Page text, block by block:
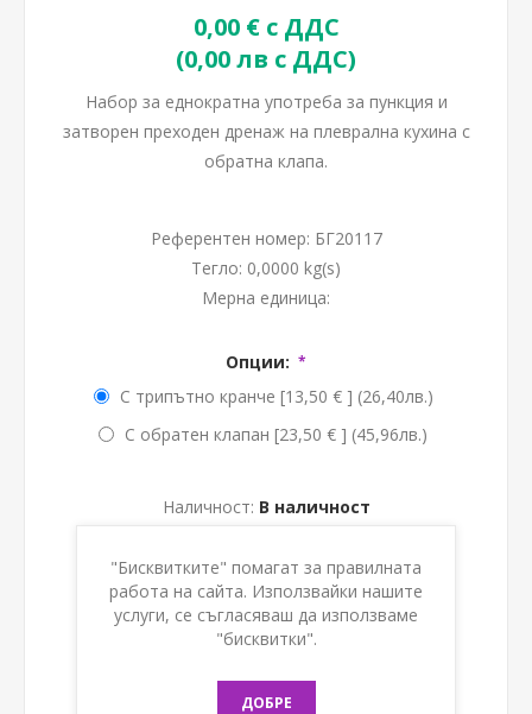
0,00 € с ДДС
(0,00 лв с ДДС)
Набор за еднократна употреба за пункция и
затворен преходен дренаж на плеврална кухина с
обратна клапа.
Референтен номер: БГ20117
Тегло: 0,0000 kg(s)
Мерна единица:
Опции: *
С трипътно кранче [13,50 € ] (26,40лв.)
С обратен клапан [23,50 € ] (45,96лв.)
Наличност: В наличност
КУПИ
"Бисквитките" помагат за правилната
работа на сайта. Използвайки нашите
услуги, се съгласяваш да използваме
"бисквитки".
ДОБРЕ